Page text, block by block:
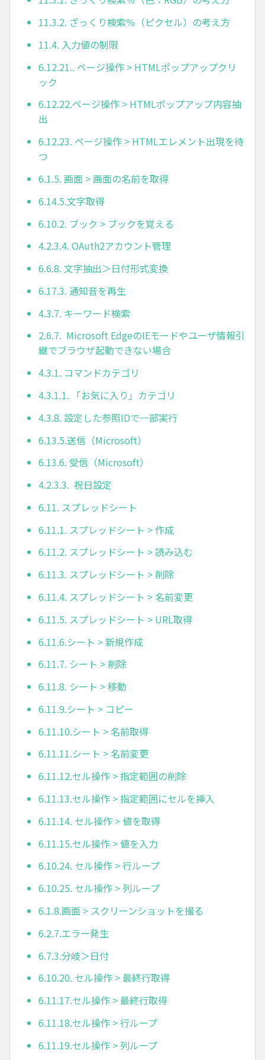
11.3.2. ざっくり検索％（ピクセル）の考え方
11.4. 入力値の制限
6.12.21.. ページ操作 > HTMLポップアップクリ
ック
6.12.22.ページ操作 > HTMLポップアップ内容抽
出
6.12.23. ページ操作 > HTMLエレメント出現を待
つ
6.1.5. 画面 > 画面の名前を取得
6.14.5.文字取得
6.10.2. ブック > ブックを覚える
4.2.3.4. OAuth2アカウント管理
6.6.8. 文字抽出＞日付形式変換
6.17.3. 通知音を再生
4.3.7. キーワード検索
2.6.7. Microsoft EdgeのIEモードやユーザ情報引
継でブラウザ起動できない場合
4.3.1. コマンドカテゴリ
4.3.1.1. 「お気に入り」カテゴリ
4.3.8. 設定した参照IDで一部実行
6.13.5.送信（Microsoft）
6.13.6. 受信（Microsoft）
4.2.3.3. 祝日設定
6.11. スプレッドシート
6.11.1. スプレッドシート > 作成
6.11.2. スプレッドシート > 読み込む
6.11.3. スプレッドシート > 削除
6.11.4. スプレッドシート > 名前変更
6.11.5. スプレッドシート > URL取得
6.11.6.シート > 新規作成
6.11.7. シート > 削除
6.11.8. シート > 移動
6.11.9.シート > コピー
6.11.10.シート > 名前取得
6.11.11.シート > 名前変更
6.11.12.セル操作 > 指定範囲の削除
6.11.13.セル操作 > 指定範囲にセルを挿入
6.11.14. セル操作 > 値を取得
6.11.15.セル操作 > 値を入力
6.10.24. セル操作 > 行ループ
6.10.25. セル操作 > 列ループ
6.1.8.画面 > スクリーンショットを撮る
6.2.7.エラー発生
6.7.3.分岐＞日付
6.10.20. セル操作 > 最終行取得
6.11.17.セル操作 > 最終行取得
6.11.18.セル操作 > 行ループ
6.11.19.セル操作 > 列ループ